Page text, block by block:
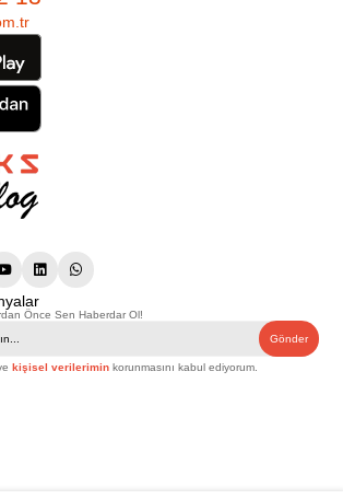
Önce Sen Haberdar Ol!
Gönder
kişisel verilerimin korunmasını kabul ediyorum.